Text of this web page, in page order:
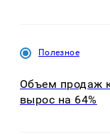
Полезное
Объем продаж
вырос на 64%